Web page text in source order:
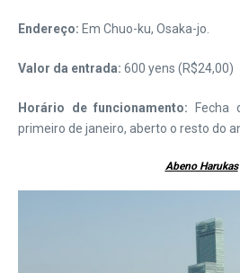
Endereço: Em Chuo-ku, Osaka-jo.
Valor da entrada: 600 yens (R$24,00)
Horário de funcionamento: Fecha
primeiro de janeiro, aberto o resto do
Abeno Harukas